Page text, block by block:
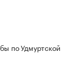
по Удмуртской